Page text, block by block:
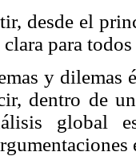
desde el
clara para
y dilemas
dentro de
global